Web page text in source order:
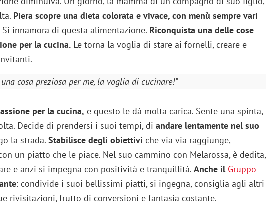
Piera scopre una dieta colorata e vivace, con menù sempre vari
innamora di questa alimentazione. Riconquista una delle cose
per la cucina.Le torna la voglia di stare ai fornelli, creare e
cosa preziosa per me, la voglia di cucinare!”
per la cucina, e questo le dà molta carica. Sente una spinta,
Decide di prendersi i suoi tempi, di andare lentamente nel suo
la strada. Stabilisce degli obiettivi che via via raggiunge,
un piatto che le piace. Nel suo cammino con Melarossa, è dedita,
e anzi si impegna con positività e tranquillità. Anche il Gruppo
: condivide i suoi bellissimi piatti, si ingegna, consiglia agli altri
rivisitazioni, frutto di conversioni e fantasia costante.